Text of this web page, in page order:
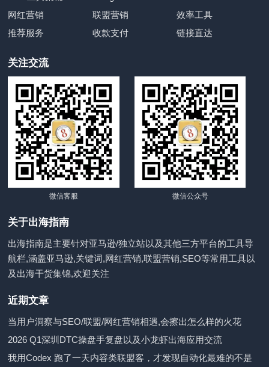
网红营销
联盟营销
效率工具
推荐服务
收款支付 链接直达
关注交流
微信客服 微信公众号
关于出海指南
出海指南是主要针对亚马逊/独立站以及其他三方平台的工具导
航栏,涵盖亚马逊,关键词,网红营销,联盟营销,SEO等常用工具以
及出海干货集锦,欢迎关注
近期文章
当用户洞察与SEO/联盟/网红营销相遇,会擦出怎么样的火花
2026 Q1深圳DTC操盘手复盘以及小龙虾出海应用交流
我用Codex 跑了一天内容类联盟客，才发现自动化最难的不是